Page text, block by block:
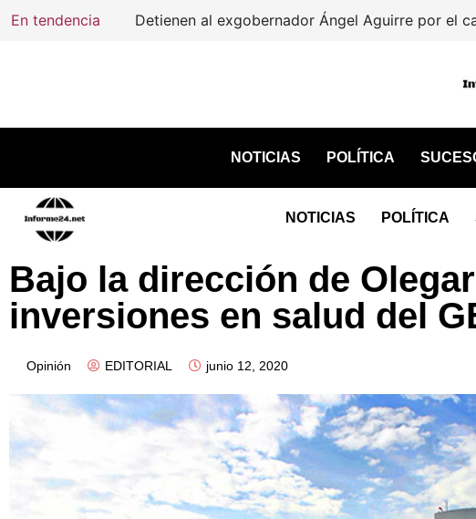
En tendencia Detienen al exgobernador Ángel Aguirre por el
NOTICIAS POLÍTICA
NOTICIAS POLÍTICA
Bajo la dirección de
inversiones en salud del
Opinión EDITORIAL junio 12, 2020